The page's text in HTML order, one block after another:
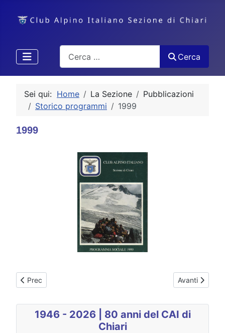
Cerca
Sei qui: Home La Sezione
Pubblicazioni
Storico programmi
1999
1999
Articolo precedente: 2000
Prec Articolo
Avanti
1946 - 2026 | 80 anni del CAI di
Chiari